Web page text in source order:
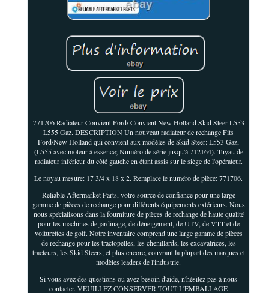
771706 Radiateur Convient Ford/ Convient New Holland Skid Steer L553
L555 Gaz. DESCRIPTION Un nouveau radiateur de rechange Fits
Ford/New Holland qui convient aux modèles de Skid Steer: L553 Gaz,
(L555 avec moteur à essence; Numéro de série jusqu'à 712164). Tuyau de
radiateur inférieur du côté gauche en étant assis sur le siège de l'opérateur.
Le noyau mesure: 17 3/4 x 18 x 2. Remplace le numéro de pièce: 771706.
Reliable Aftermarket Parts, votre source de confiance pour une large
gamme de pièces de rechange pour différents équipements extérieurs. Nous
nous spécialisons dans la fourniture de pièces de rechange de haute qualité
pour les machines de jardinage, de déneigement, de UTV, de VTT et de
voiturettes de golf. Notre inventaire comprend une large gamme de pièces
de rechange pour les tractopelles, les chenillards, les excavatrices, les
tracteurs, les Skid Steers, et plus encore, couvrant la plupart des marques et
modèles leaders de l'industrie.
Si vous avez des questions ou avez besoin d'aide, n'hésitez pas à nous
contacter. VEUILLEZ CONSERVER TOUT L'EMBALLAGE